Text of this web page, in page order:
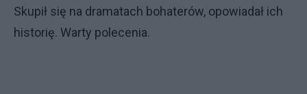
Skupił się na dramatach bohaterów, opowiadał ich
historię. Warty polecenia.